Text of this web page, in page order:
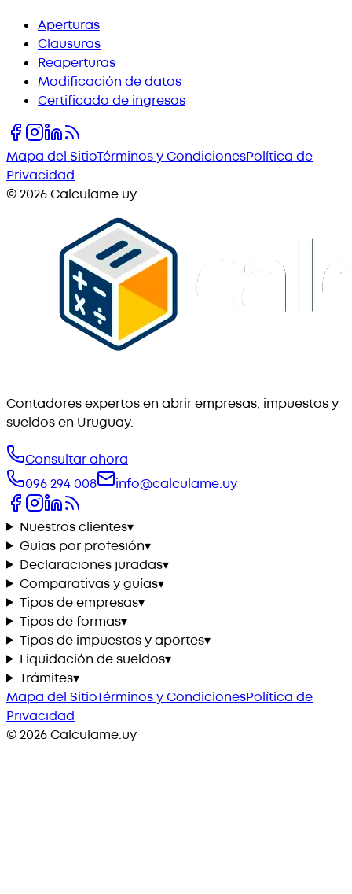
Aperturas
Clausuras
Reaperturas
Modificación de datos
Certificado de ingresos
Mapa del SitioTérminos y CondicionesPolítica de
Privacidad
©2026Calculame.uy
Contadores expertos en abrir empresas, impuestos y
sueldos en Uruguay.
Consultar ahora
096 294 008
info@calculame.uy
Nuestros clientes▾
Guías por profesión▾
Declaraciones juradas▾
Comparativas y guías▾
Tipos de empresas▾
Tipos de formas▾
Tipos de impuestos y aportes▾
Liquidación de sueldos▾
Trámites▾
Mapa del SitioTérminos y CondicionesPolítica de
Privacidad
©2026Calculame.uy